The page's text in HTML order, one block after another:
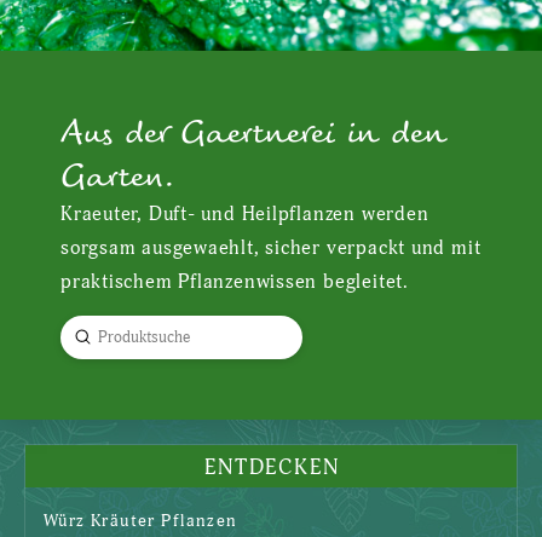
Aus der Gaertnerei in den
Garten.
Kraeuter, Duft- und Heilpflanzen werden
sorgsam ausgewaehlt, sicher verpackt und mit
praktischem Pflanzenwissen begleitet.
Search
Submit
ENTDECKEN
Würz Kräuter Pflanzen